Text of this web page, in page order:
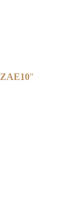
ZAE10"